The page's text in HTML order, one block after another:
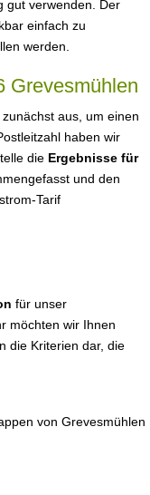
gut verwenden. Der
einfach zu
werden.
Grevesmühlen
zunächst aus, um einen
haben wir
die Ergebnisse für
und den
Tarif
für unser
möchten wir Ihnen
die Kriterien dar, die